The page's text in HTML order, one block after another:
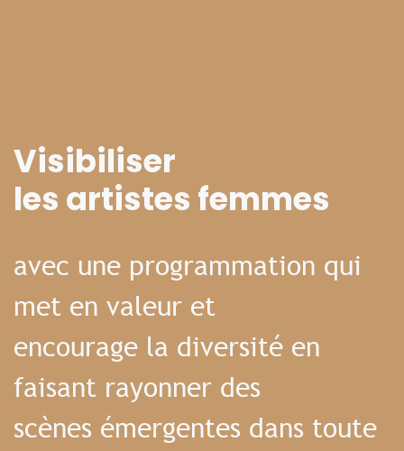
Visibiliser
les artistes femmes
avec une programmation qui
met en valeur et
encourage la diversité en
faisant rayonner des
scènes émergentes dans toute